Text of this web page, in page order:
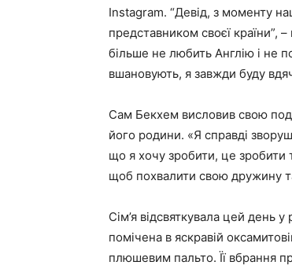
Instagram. “Девід, з моменту
представником своєї країни”,
більше не любить Англію і не
вшановують, я завжди буду
Сам Бекхем висловив свою
його родини. «Я справді
що я хочу зробити, це зробити
щоб похвалити свою дружину
Сім’я відсвяткувала цей день
помічена в яскравій
плюшевим пальто. Її вбрання